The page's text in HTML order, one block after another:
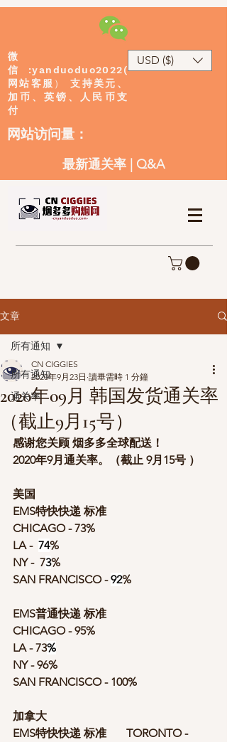
微
信 :yanduoduo2022(
网站客服 ）支持美元、
加币、英镑、人民币支
付
USD ($)
​网站访问量：
最新通关率 Q&A
文章
所有通知
通关率
所有通知
2020年09月 韩国发货通关率
（截止9月15号）
CN CIGGIES
2020年9月23日 讀畢需時 1 分鐘
感谢您关顾 烟多多全球配送！
2020年9月通关率。（截止 9月15号 ）
美国
EMS特快快递 标准
CHICAGO - 73%
LA - 74%
NY -  73%
SAN FRANCISCO - 92%
EMS普通快递 标准
CHICAGO - 95%
LA - 73%
NY - 96%
SAN FRANCISCO - 100%
加拿大
EMS特快快递 标准       TORONTO -